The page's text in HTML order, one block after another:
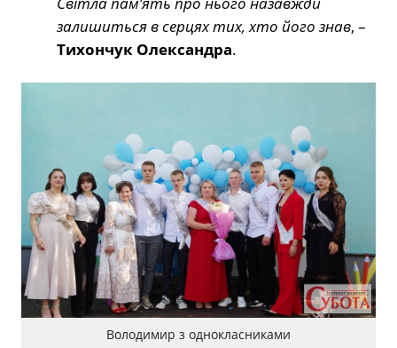
залишиться в серцях тих, хто його знав, –
Тихончук Олександра.
Володимир з однокласниками